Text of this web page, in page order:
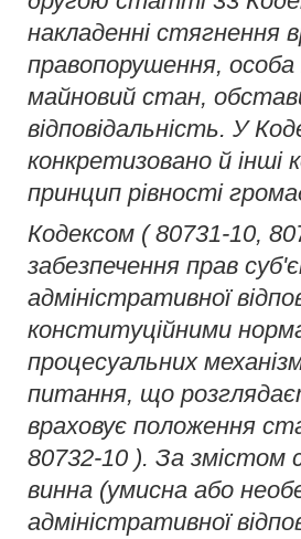
накладенні стягнення
правопорушення,
майновий стан,
відповідальність. У
конкретизовано й інші
принцип рівності
Кодексом ( 80731-10,
забезпечення прав
адміністративної
конституційними
процесуальних
питання, що
враховує положення
80732-10 ). За змістом
винна (умисна або
адміністративної